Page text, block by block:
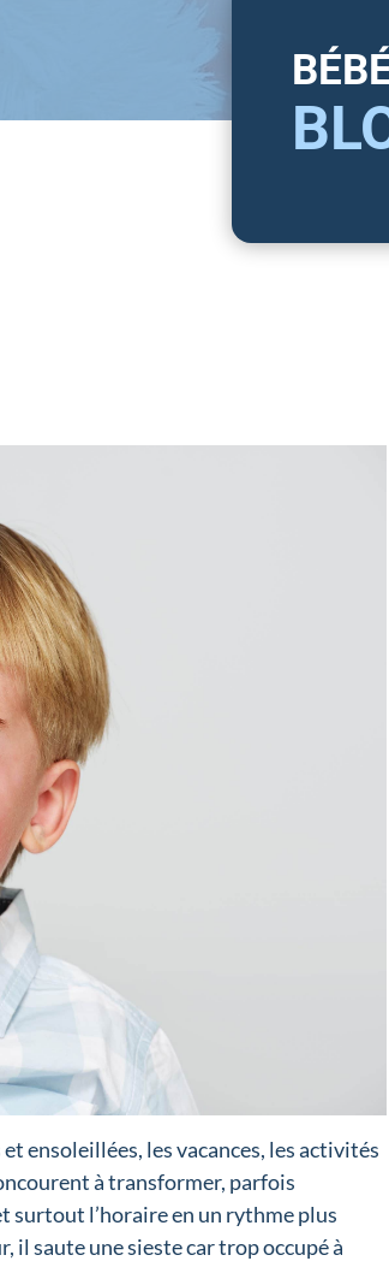
ensoleillées, les vacances, les activités
à transformer, parfois
surtout l’horaire en un rythme plus
il saute une sieste car trop occupé à